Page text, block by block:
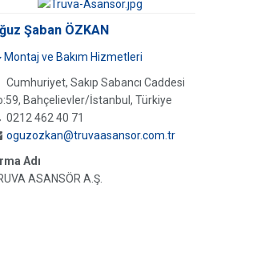
Şaban ÖZKAN
Montaj ve Bakım Hizmetleri
Cumhuriyet, Sakıp Sabancı Caddesi
Bahçelievler/İstanbul, Türkiye
0212 462 40 71
oguzozkan@truvaasansor.com.tr
Adı
ASANSÖR A.Ş.